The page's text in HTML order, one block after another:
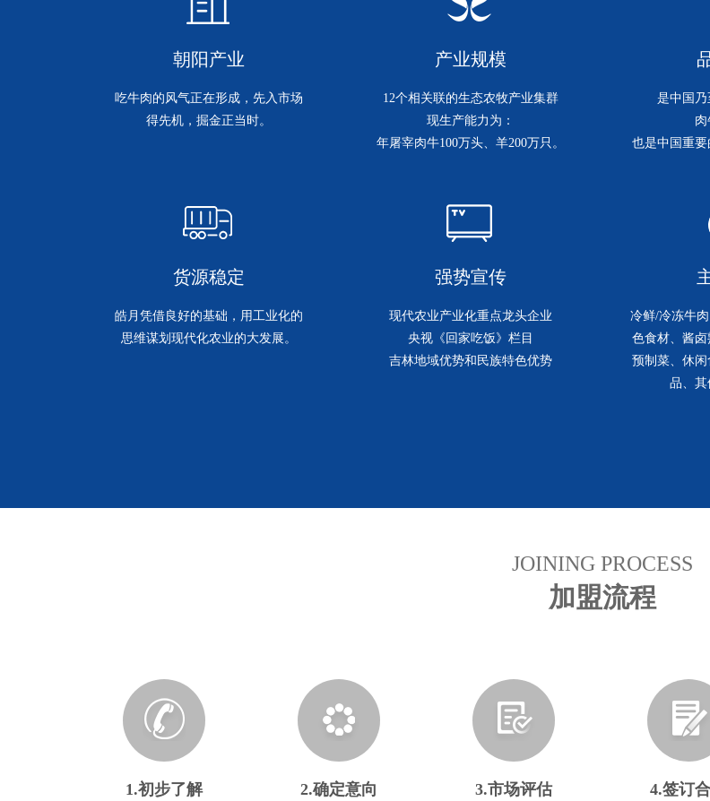
朝阳产业
吃牛肉的风气正在形成，先入市场
得先机，掘金正当时。
产业规模
12个相关联的生态农牧产业集群
现生产能力为：
年屠宰肉牛100万头、羊200万只。
是中国
也是中国重要
货源稳定
皓月凭借良好的基础，用工业化的
思维谋划现代化农业的大发展。
强势宣传
现代农业产业化重点龙头企业
央视《回家吃饭》栏目
吉林地域优势和民族特色优势
冷鲜/冷冻牛
色食材、酱卤
预制菜、休
品、其
JOINING PROCESS
加盟流程
1.初步了解 2.确定意向 3.市场评估 4.签订